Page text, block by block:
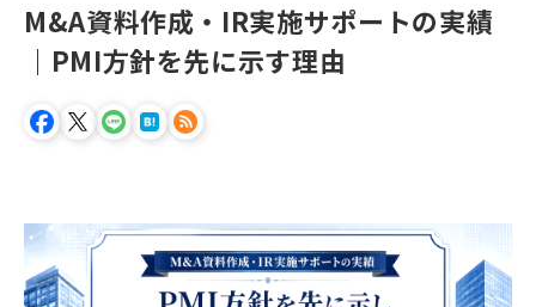
M&A資料作成・IR実施サポートの実績
｜PMI方針を先に示す理由